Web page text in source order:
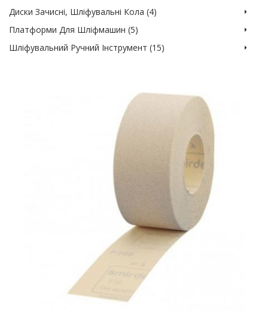
Диски Зачисні, Шліфувальні Кола (4)
Платформи Для Шліфмашин (5)
Шліфувальний Ручний Інструмент (15)